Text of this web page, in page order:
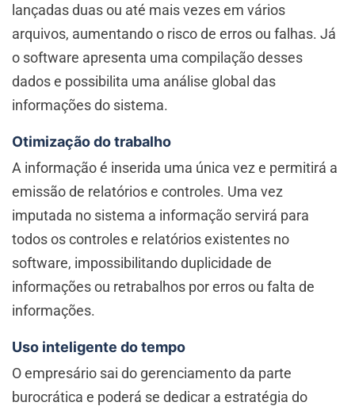
lançadas duas ou até mais vezes em vários
arquivos, aumentando o risco de erros ou falhas. Já
o software apresenta uma compilação desses
dados e possibilita uma análise global das
informações do sistema.
Otimização do trabalho
A informação é inserida uma única vez e permitirá a
emissão de relatórios e controles. Uma vez
imputada no sistema a informação servirá para
todos os controles e relatórios existentes no
software, impossibilitando duplicidade de
informações ou retrabalhos por erros ou falta de
informações.
Uso inteligente do tempo
O empresário sai do gerenciamento da parte
burocrática e poderá se dedicar a estratégia do